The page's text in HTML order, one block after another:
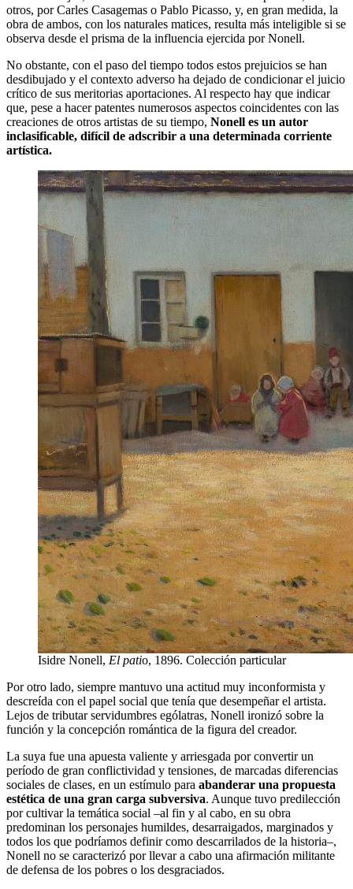
otros, por Carles Casagemas o Pablo Picasso, y, en gran medida, la
obra de ambos, con los naturales matices, resulta más inteligible si se
observa desde el prisma de la influencia ejercida por Nonell.
No obstante, con el paso del tiempo todos estos prejuicios se han
desdibujado y el contexto adverso ha dejado de condicionar el juicio
crítico de sus meritorias aportaciones. Al respecto hay que indicar
que, pese a hacer patentes numerosos aspectos coincidentes con las
creaciones de otros artistas de su tiempo, Nonell es un autor
inclasificable, difícil de adscribir a una determinada corriente
artística.
Isidre Nonell, El patio, 1896. Colección particular
Por otro lado, siempre mantuvo una actitud muy inconformista y
descreída con el papel social que tenía que desempeñar el artista.
Lejos de tributar servidumbres ególatras, Nonell ironizó sobre la
función y la concepción romántica de la figura del creador.
La suya fue una apuesta valiente y arriesgada por convertir un
período de gran conflictividad y tensiones, de marcadas diferencias
sociales de clases, en un estímulo para abanderar una propuesta
estética de una gran carga subversiva. Aunque tuvo predilección
por cultivar la temática social –al fin y al cabo, en su obra
predominan los personajes humildes, desarraigados, marginados y
todos los que podríamos definir como descarrilados de la historia–,
Nonell no se caracterizó por llevar a cabo una afirmación militante
de defensa de los pobres o los desgraciados.